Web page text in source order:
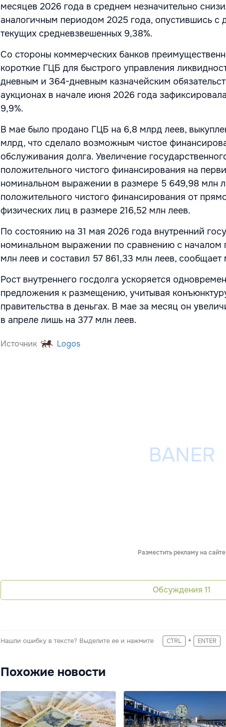
месяцев 2026 года в среднем незначительно
аналогичным периодом 2025 года, опустившись с
текущих средневзвешенных 9,38%.
Со стороны коммерческих банков
короткие ГЦБ для быстрого управления
дневным и 364-дневным казначейским
аукционах в начале июня 2026 года
9,9%.
В мае было продано ГЦБ на 6,8 млрд леев,
млрд, что сделало возможным чистое
обслуживания долга. Увеличение
положительного чистого финансирования на
номинальном выражении в размере 5 649,98 млн
положительного чистого финансирования от
физических лиц в размере 216,52 млн леев.
По состоянию на 31 мая 2026 года внутренний
номинальном выражении по сравнению с началом
млн леев и составил 57 861,33 млн леев,
Рост внутреннего госдолга ускоряется
предложения к размещению, учитывая
правительства в деньгах. В мае за месяц он
в апреле лишь на 377 млн леев.
Источник Logos
Разместить рекламу на сайте
Обсуждения 11
Нашли ошибку в тексте? Выделите ее и нажмите CTRL + ENTER
Похожие новости